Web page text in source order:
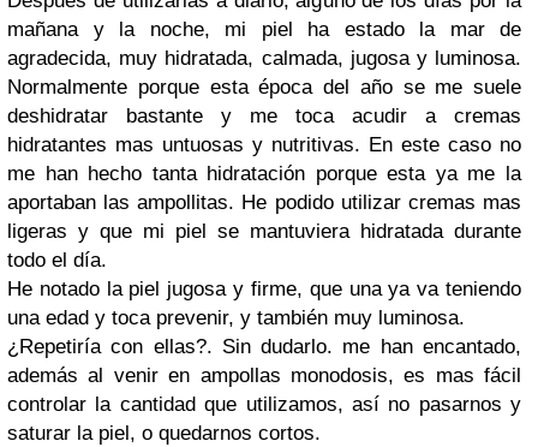
mañana y la noche, mi piel ha estado la mar de
agradecida, muy hidratada, calmada, jugosa y luminosa.
Normalmente porque esta época del año se me suele
deshidratar bastante y me toca acudir a cremas
hidratantes mas untuosas y nutritivas. En este caso no
me han hecho tanta hidratación porque esta ya me la
aportaban las ampollitas. He podido utilizar cremas mas
ligeras y que mi piel se mantuviera hidratada durante
todo el día.
He notado la piel jugosa y firme, que una ya va teniendo
una edad y toca prevenir, y también muy luminosa.
¿Repetiría con ellas?. Sin dudarlo. me han encantado,
además al venir en ampollas monodosis, es mas fácil
controlar la cantidad que utilizamos, así no pasarnos y
saturar la piel, o quedarnos cortos.